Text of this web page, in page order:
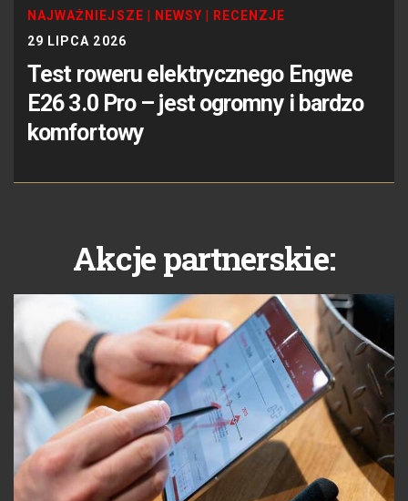
NAJWAŻNIEJSZE NEWSY
RECENZJE
29 LIPCA 2026
Test roweru elektrycznego Engwe
E26 3.0 Pro – jest ogromny i bardzo
komfortowy
Akcje partnerskie: